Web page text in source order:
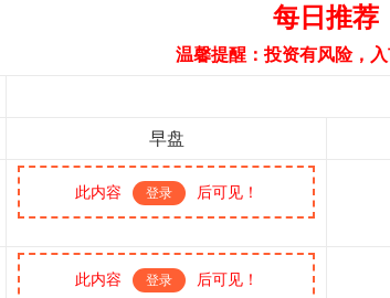
每日推荐
温馨提醒：投资有风险，入
早盘
此内容 登录 后可见！
此内容 登录 后可见！